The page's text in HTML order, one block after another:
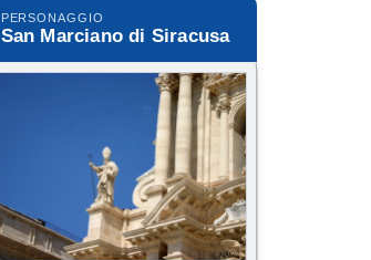
PERSONAGGIO
San Marciano di Siracusa